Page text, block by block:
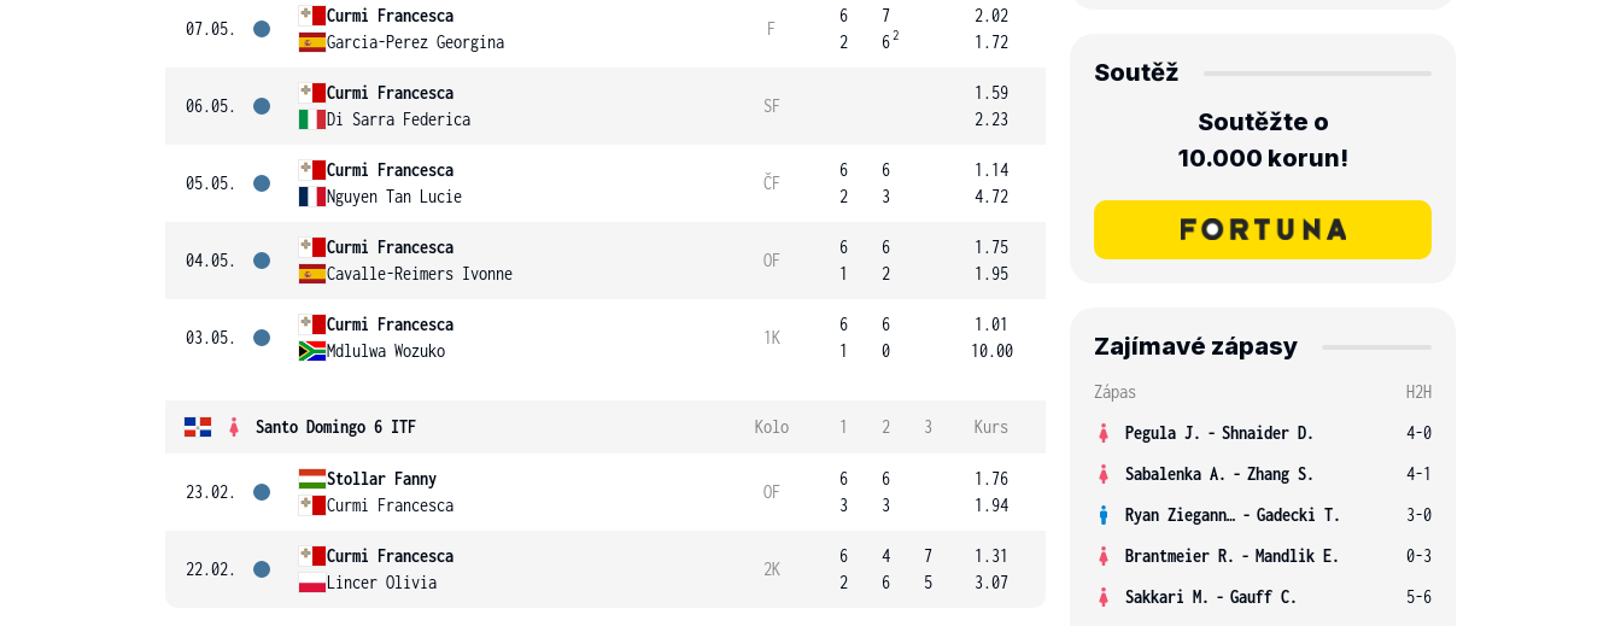
07.05.
Curmi Francesca
Garcia-Perez Georgina
F
6
2
7
62
2.02
1.72
06.05.
Curmi Francesca
Di Sarra Federica
SF
1.59
2.23
05.05.
Curmi Francesca
Nguyen Tan Lucie
ČF
6
2
6
3
1.14
4.72
04.05.
Curmi Francesca
Cavalle-Reimers Ivonne
OF
6
1
6
2
1.75
1.95
03.05.
Curmi Francesca
Mdlulwa Wozuko
1K
6
1
6
0
1.01
10.00
Santo Domingo 6 ITF Kolo 1 2 3 Kurs
23.02.
Stollar Fanny
Curmi Francesca
OF
6
3
6
3
1.76
1.94
22.02.
Curmi Francesca
Lincer Olivia
2K
6
2
4
6
7
5
1.31
3.07
Soutěž
Soutěžte o
10.000 korun!
Zajímavé zápasy
Zápas
H2H
Pegula J. - Shnaider D.
4-0
Sabalenka A. - Zhang S.
4-1
Ryan Ziegann S. - Gadecki T.
3-0
Brantmeier R. - Mandlik E.
0-3
Sakkari M. - Gauff C.
5-6